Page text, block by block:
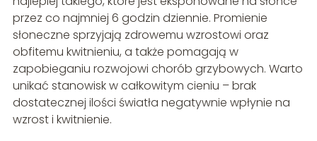
przez co najmniej 6 godzin dziennie. Promienie
słoneczne sprzyjają zdrowemu wzrostowi oraz
obfitemu kwitnieniu, a także pomagają w
zapobieganiu rozwojowi chorób grzybowych. Warto
unikać stanowisk w całkowitym cieniu – brak
dostatecznej ilości światła negatywnie wpłynie na
wzrost i kwitnienie.